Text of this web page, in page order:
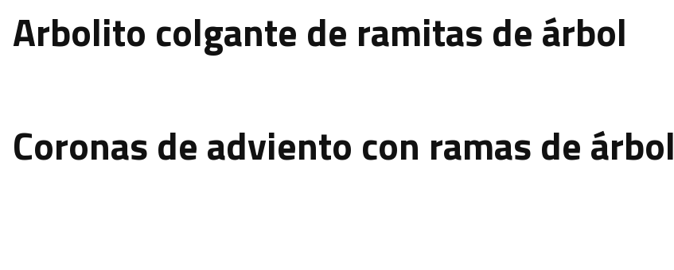
Arbolito colgante de ramitas de árbol
Coronas de adviento con ramas de árbol